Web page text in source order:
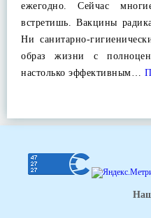
ежегодно. Сейчас
встретишь. Вакцины
Ни санитарно-
образ жизни с
настолько эффективным…